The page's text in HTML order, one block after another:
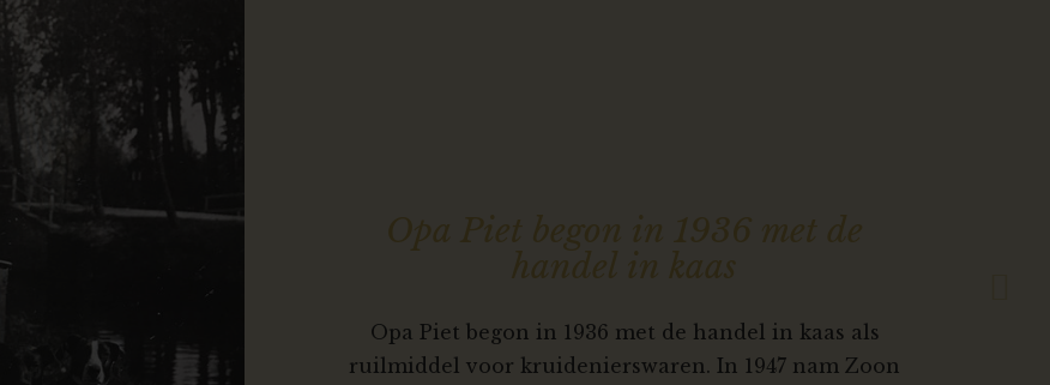
Opa Piet begon in 1936 met de
handel in kaas
Opa Piet begon in 1936 met de handel in kaas als
ruilmiddel voor kruidenierswaren. In 1947 nam Zoon